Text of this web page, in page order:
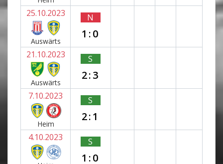
25.10.2023
Auswärts
N
1:0
21.10.2023
Auswärts
S
2:3
7.10.2023
Heim
S
2:1
4.10.2023 S
1:0